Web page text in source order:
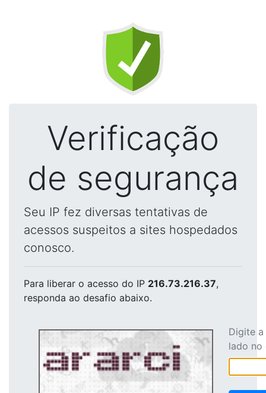
Verificação
de segurança
Seu IP fez diversas tentativas de
acessos suspeitos a sites hospedados
conosco.
Para liberar o acesso do IP 216.73.216.37,
responda ao desafio abaixo.
Digite
lado no